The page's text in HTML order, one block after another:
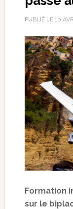
PUBLIÉ LE 10
Formation
sur le